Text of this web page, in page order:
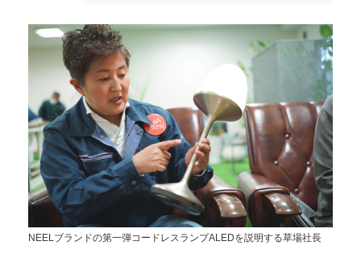
NEELブランドの第一弾コードレスランプALEDを説明する草場社長